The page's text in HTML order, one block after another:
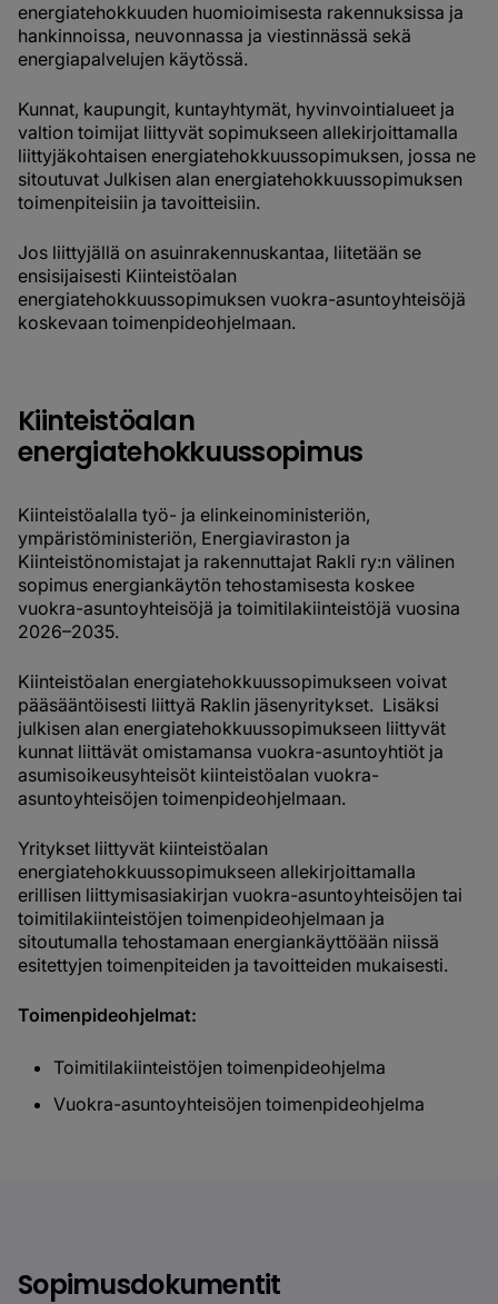
energiatehokkuuden huomioimisesta rakennuksissa ja
hankinnoissa, neuvonnassa ja viestinnässä sekä
energiapalvelujen käytössä.
Kunnat, kaupungit, kuntayhtymät, hyvinvointialueet ja
valtion toimijat liittyvät sopimukseen allekirjoittamalla
liittyjäkohtaisen energiatehokkuussopimuksen, jossa ne
sitoutuvat Julkisen alan energiatehokkuussopimuksen
toimenpiteisiin ja tavoitteisiin.
Jos liittyjällä on asuinrakennuskantaa, liitetään se
ensisijaisesti Kiinteistöalan
energiatehokkuussopimuksen vuokra-asuntoyhteisöjä
koskevaan toimenpideohjelmaan.
Kiinteistöalan
energiatehokkuussopimus
Kiinteistöalalla työ- ja elinkeinoministeriön,
ympäristöministeriön, Energiaviraston ja
Kiinteistönomistajat ja rakennuttajat Rakli ry:n välinen
sopimus energiankäytön tehostamisesta koskee
vuokra-asuntoyhteisöjä ja toimitilakiinteistöjä vuosina
2026–2035.
Kiinteistöalan energiatehokkuussopimukseen voivat
pääsääntöisesti liittyä Raklin jäsenyritykset. Lisäksi
julkisen alan energiatehokkuussopimukseen liittyvät
kunnat liittävät omistamansa vuokra-asuntoyhtiöt ja
asumisoikeusyhteisöt kiinteistöalan vuokra-
asuntoyhteisöjen toimenpideohjelmaan.
Yritykset liittyvät kiinteistöalan
energiatehokkuussopimukseen allekirjoittamalla
erillisen liittymisasiakirjan vuokra-asuntoyhteisöjen tai
toimitilakiinteistöjen toimenpideohjelmaan ja
sitoutumalla tehostamaan energiankäyttöään niissä
esitettyjen toimenpiteiden ja tavoitteiden mukaisesti.
Toimenpideohjelmat:
Toimitilakiinteistöjen toimenpideohjelma
Vuokra-asuntoyhteisöjen toimenpideohjelma
Sopimusdokumentit